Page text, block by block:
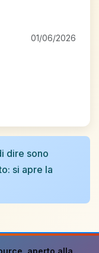
01/06/2026
dire sono
si apre la